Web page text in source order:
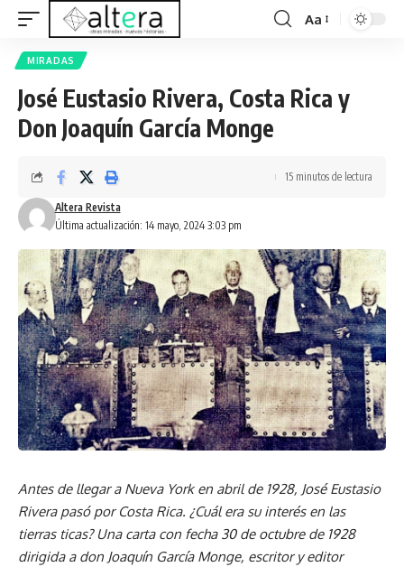
Aa
MIRADAS
José Eustasio Rivera, Costa Rica y
Don Joaquín García Monge
Última actualización: 14 mayo, 2024 3:03 pm
Altera Revista
15 minutos de lectura
Antes de llegar a Nueva York en abril de 1928, José Eustasio
Rivera pasó por Costa Rica. ¿Cuál era su interés en las
tierras ticas? Una carta con fecha 30 de octubre de 1928
dirigida a don Joaquín García Monge, escritor y editor